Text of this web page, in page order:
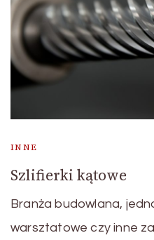
INNE
Szlifierki kątowe
Branża budowlana,
warsztatowe czy inne